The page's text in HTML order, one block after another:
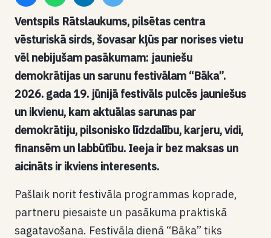
Ventspils Rātslaukums, pilsētas centra
vēsturiskā sirds, šovasar kļūs par norises vietu
vēl nebijušam pasākumam: jauniešu
demokrātijas un sarunu festivālam “Bāka”.
2026. gada 19. jūnijā festivāls pulcēs jauniešus
un ikvienu, kam aktuālas sarunas par
demokrātiju, pilsonisko līdzdalību, karjeru, vidi,
finansēm un labbūtību. Ieeja ir bez maksas un
aicināts ir ikviens interesents.
Pašlaik norit festivāla programmas koprade,
partneru piesaiste un pasākuma praktiskā
sagatavošana. Festivāla dienā “Bāka” tiks